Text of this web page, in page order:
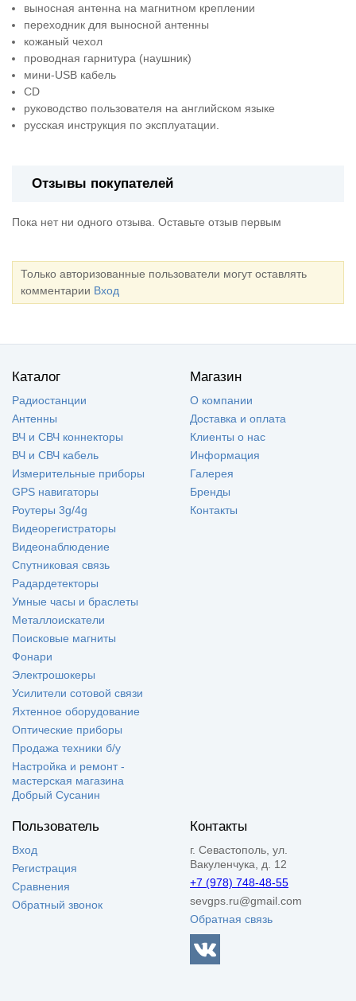
выносная антенна на магнитном креплении
переходник для выносной антенны
кожаный чехол
проводная гарнитура (наушник)
мини-USB кабель
CD
руководство пользователя на английском языке
русская инструкция по эксплуатации.
Отзывы покупателей
Пока нет ни одного отзыва. Оставьте отзыв первым
Только авторизованные пользователи могут оставлять
комментарии Вход
Каталог
Радиостанции
Антенны
ВЧ и СВЧ коннекторы
ВЧ и СВЧ кабель
Измерительные приборы
GPS навигаторы
Роутеры 3g/4g
Видеорегистраторы
Видеонаблюдение
Спутниковая связь
Радардетекторы
Умные часы и браслеты
Металлоискатели
Поисковые магниты
Фонари
Электрошокеры
Усилители сотовой связи
Яхтенное оборудование
Оптические приборы
Продажа техники б/у
Настройка и ремонт -
мастерская магазина
Добрый Сусанин
Магазин
О компании
Доставка и оплата
Клиенты о нас
Информация
Галерея
Бренды
Контакты
Пользователь
Вход
Регистрация
Сравнения
Обратный звонок
Контакты
г. Севастополь, ул.
Вакуленчука, д. 12
+7 (978) 748-48-55
sevgps.ru@gmail.com
Обратная связь